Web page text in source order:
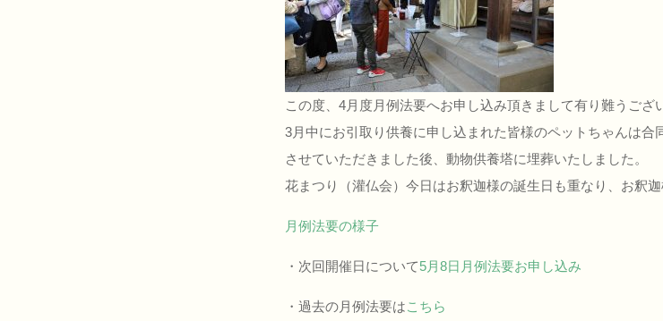
この度、4月度月例法要へお申し込み頂きまして有り難うござ
3月中にお引取り供養に申し込まれた皆様のペットちゃんは
させていただきました後、動物供養塔に埋葬いたしました。
花まつり（灌仏会）今日はお釈迦様の誕生日も重なり、お釈
月例法要の様子
・次回開催日について5月8日月例法要お申し込み
・過去の月例法要はこちら